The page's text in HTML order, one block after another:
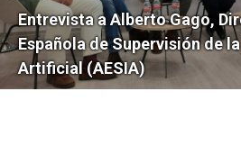
Entrevista a Alberto Gago,
Española de Supervisión de
Artificial (AESIA)